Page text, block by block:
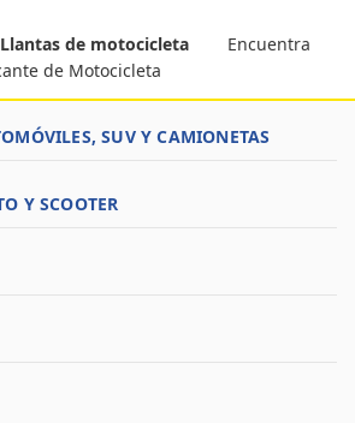
Llantas de motocicleta
Encuentra
de Motocicleta
SUV Y CAMIONETAS
Y SCOOTER